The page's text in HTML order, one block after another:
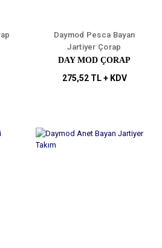
Daymod Pesca Bayan
Jartiyer Çorap
DAY MOD ÇORAP
275,52 TL + KDV